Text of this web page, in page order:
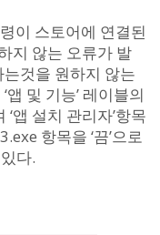
이 스토어에 연결된
지 않는 오류가 발
것을 원하지 않는
및 기능’ 레이블의
‘앱 설치 관리자’항목
항목을 ‘끔’으로
다.